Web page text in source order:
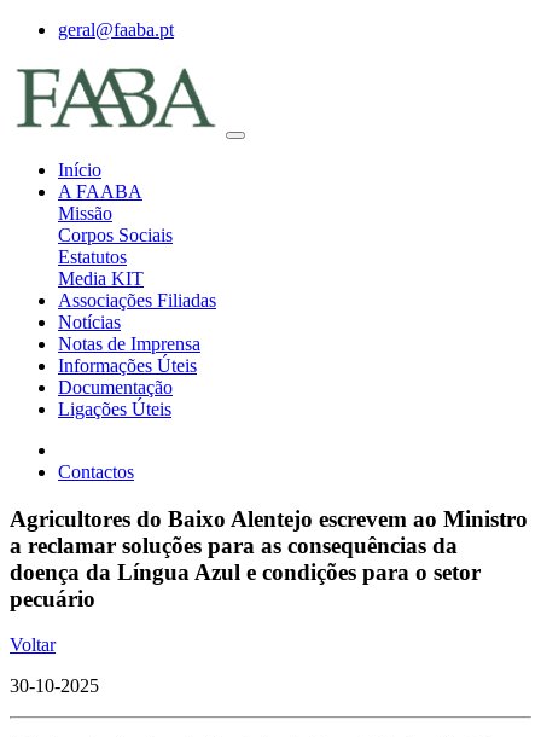
geral@faaba.pt
Início
A FAABA
Missão
Corpos Sociais
Estatutos
Media KIT
Associações Filiadas
Notícias
Notas de Imprensa
Informações Úteis
Documentação
Ligações Úteis
Contactos
Agricultores do Baixo Alentejo escrevem ao Ministro
a reclamar soluções para as consequências da
doença da Língua Azul e condições para o setor
pecuário
Voltar
30-10-2025